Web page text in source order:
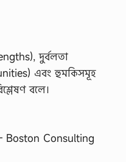
দুর্বলতা
এবং হুমকিসমূহ
বলে।
Boston Consulting